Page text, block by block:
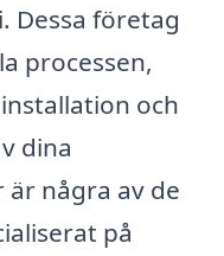
Dessa företag
processen,
och
dina
är några av de
på